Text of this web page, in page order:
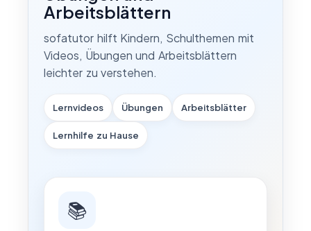
Arbeitsblättern
sofatutor hilft Kindern, Schulthemen mit
Videos, Übungen und Arbeitsblättern
leichter zu verstehen.
Lernvideos Übungen Arbeitsblätter
Lernhilfe zu Hause
📚